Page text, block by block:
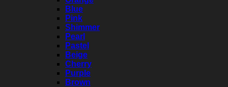
Blue
Pink
Shimmer
Pearl
Pastel
Beige
Cherry
Purple
Brown